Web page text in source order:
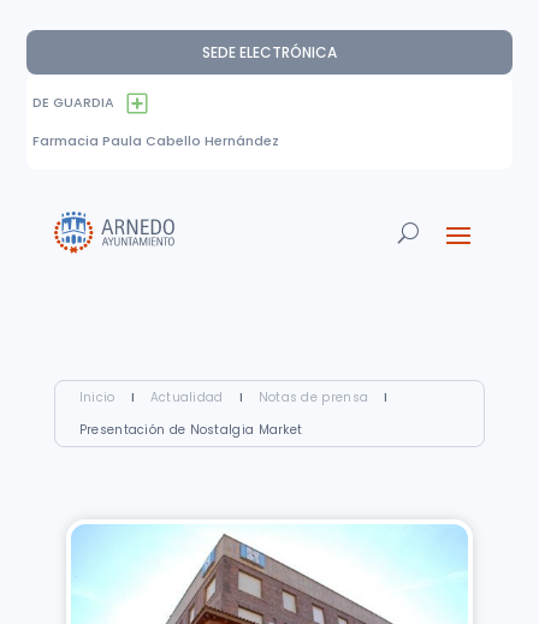
SEDE ELECTRÓNICA
DE GUARDIA
Farmacia Paula Cabello Hernández
Inicio I Actualidad I Notas de prensa
I
Presentación de Nostalgia Market